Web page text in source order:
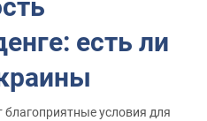
есть ли
условия для